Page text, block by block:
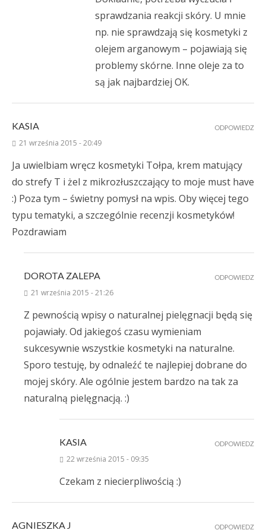
sprawdzania reakcji skóry. U mnie
np. nie sprawdzają się kosmetyki z
olejem arganowym – pojawiają się
problemy skórne. Inne oleje za to
są jak najbardziej OK.
KASIA
21 września 2015 - 20:49
Ja uwielbiam wręcz kosmetyki Tołpa, krem matujący
do strefy T i żel z mikrozłuszczający to moje must have
:) Poza tym – świetny pomysł na wpis. Oby więcej tego
typu tematyki, a szczególnie recenzji kosmetyków!
Pozdrawiam
ODPOWIEDZ
DOROTA ZALEPA
21 września 2015 - 21:26
Z pewnością wpisy o naturalnej pielęgnacji będą się
pojawiały. Od jakiegoś czasu wymieniam
sukcesywnie wszystkie kosmetyki na naturalne.
Sporo testuję, by odnaleźć te najlepiej dobrane do
mojej skóry. Ale ogólnie jestem bardzo na tak za
naturalną pielęgnacją. :)
ODPOWIEDZ
KASIA
22 września 2015 - 09:35
Czekam z niecierpliwością :)
ODPOWIEDZ
AGNIESZKA J ODPOWIEDZ